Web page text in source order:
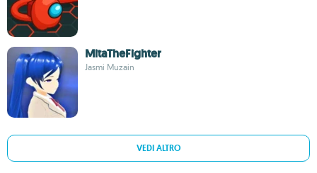
MitaTheFighter
Jasmi Muzain
VEDI ALTRO